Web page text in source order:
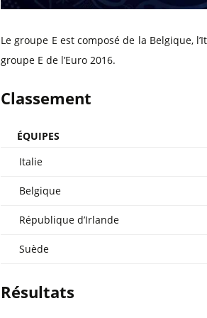
Billets Primeira Liga Portugal
Billets Pro League Belgique
Séville
Le groupe E est composé de la Belgique,
groupe E de l’Euro 2016.
Classement
ÉQUIPES
Italie
Belgique
République d’Irlande
Suède
Résultats